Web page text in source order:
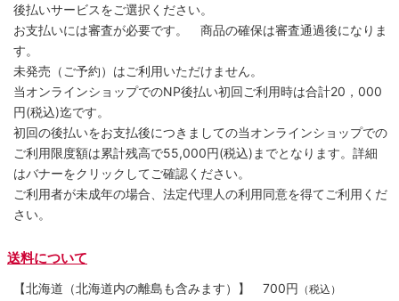
後払いサービスをご選択ください。
お支払いには審査が必要です。 商品の確保は審査通過後になりま
す。
未発売（ご予約）はご利用いただけません。
当オンラインショップでのNP後払い初回ご利用時は合計20，000
円(税込)迄です。
初回の後払いをお支払後につきましての当オンラインショップでの
ご利用限度額は累計残高で55,000円(税込)までとなります。詳細
はバナーをクリックしてご確認ください。
ご利用者が未成年の場合、法定代理人の利用同意を得てご利用くだ
さい。
送料について
【北海道（北海道内の離島も含みます）】 700円 （税込）